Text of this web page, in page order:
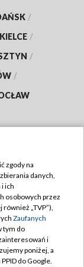
/
KIELCE /
/
/
zgody na
danych,
ich
osobowych przez
również „TVP”),
Zaufanych
tym do
i
poniżej, a
do Google.